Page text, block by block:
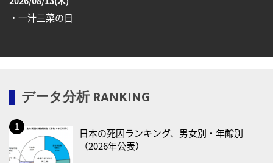
・一汁三菜の日
・減塩の日
・防犯の日
2026/08/19(水)
・世界人道デー
・食育の日
データ分析 RANKING
日本の死因ランキング、男女別・年齢別
（2026年公表）